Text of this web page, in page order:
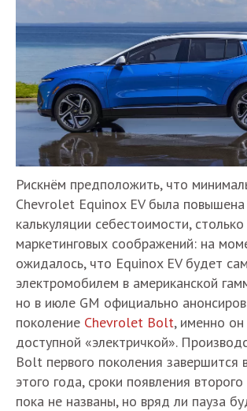
Рискнём предположить, что
Chevrolet Equinox EV была повышена
калькуляции себестоимости, столько
маркетинговых соображений: на
ожидалось, что Equinox EV будет
электромобилем в американской
но в июле GM официально
поколение Chevrolet Bolt, именно
доступной «электричкой».
Bolt первого поколения завершится
этого года, сроки появления
пока не названы, но вряд ли пауза